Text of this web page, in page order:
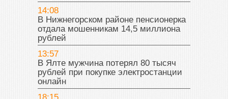
14:08
В Нижнегорском районе пенсионерка
отдала мошенникам 14,5 миллиона
рублей
13:57
В Ялте мужчина потерял 80 тысяч
рублей при покупке электростанции
онлайн